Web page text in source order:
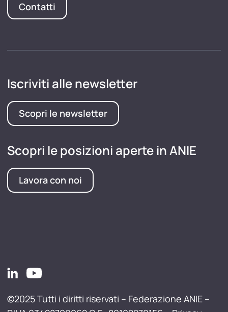
Contatti
Iscriviti alle newsletter
Scopri le newsletter
Scopri le posizioni aperte in ANIE
Lavora con noi
©2025 Tutti i diritti riservati – Federazione ANIE –